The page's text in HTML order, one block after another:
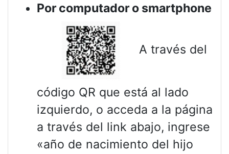
Por computador o smartphone
A través del
código QR que está al lado
izquierdo, o acceda a la página
a través del link abajo, ingrese
«año de nacimiento del hijo